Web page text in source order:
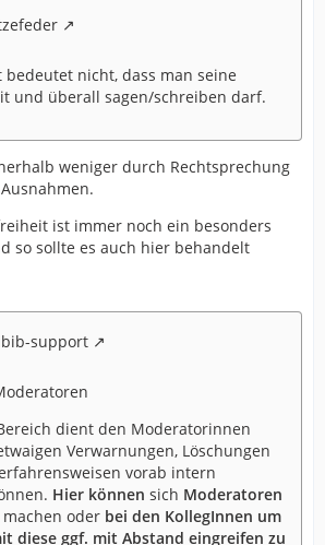
nicht, dass man seine
und überall sagen/schreiben darf.
weniger durch Rechtsprechung
ist immer noch ein besonders
so sollte es auch hier behandelt
support
dient den Moderatorinnen
Verwarnungen, Löschungen
vorab intern
Hier können sich Moderatoren
oder bei den KollegInnen um
diese ggf. mit Abstand eingreifen zu